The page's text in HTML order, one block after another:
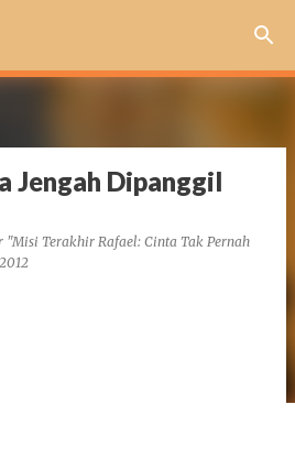
Jengah Dipanggil
"Misi Terakhir Rafael: Cinta Tak Pernah